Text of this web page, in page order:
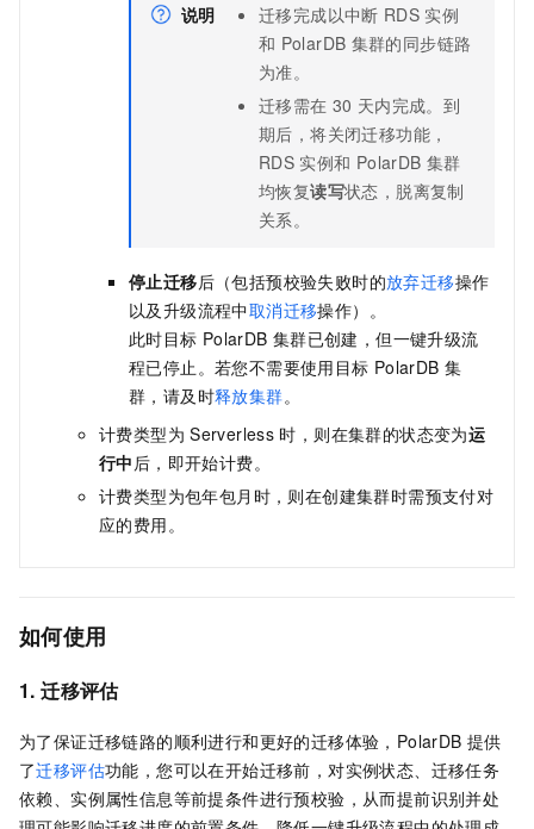
说明 迁移完成以中断 RDS 实例
和 PolarDB 集群的同步链路
为准。
迁移需在 30 天内完成。到
期后，将关闭迁移功能，
RDS 实例和 PolarDB 集群
均恢复读写状态，脱离复制
关系。
停止迁移后（包括预校验失败时的放弃迁移操作
以及升级流程中取消迁移操作）。
此时目标 PolarDB 集群已创建，但一键升级流
程已停止。若您不需要使用目标 PolarDB 集
群，请及时释放集群。
计费类型为 Serverless 时，则在集群的状态变为运
行中 后，即开始计费。
计费类型为包年包月 时，则在创建集群时需预支付对
应的费用。
如何使用
1. 迁移评估
为了保证迁移链路的顺利进行和更好的迁移体验， PolarDB 提供
了迁移评估功能，您可以在开始迁移前，对实例状态、迁移任务
依赖、实例属性信息等前提条件进行预校验，从而提前识别并处